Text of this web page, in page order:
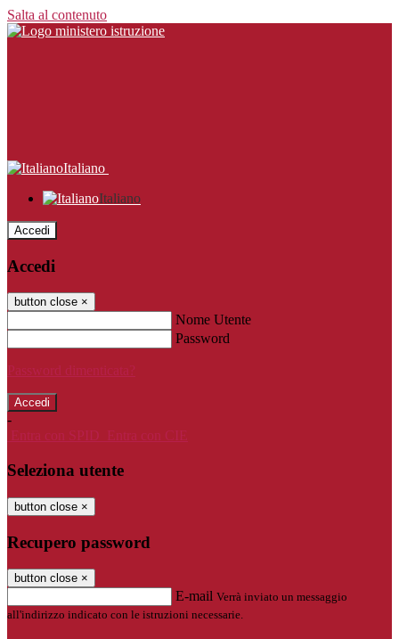
Salta al contenuto
Italiano
Italiano
Accedi
Accedi
button close ×
Nome Utente
Password
Password dimenticata?
-
Entra con SPID
Entra con CIE
Seleziona utente
button close ×
Recupero password
button close ×
E-mail Verrà inviato un messaggio
all'indirizzo indicato con le istruzioni necessarie.